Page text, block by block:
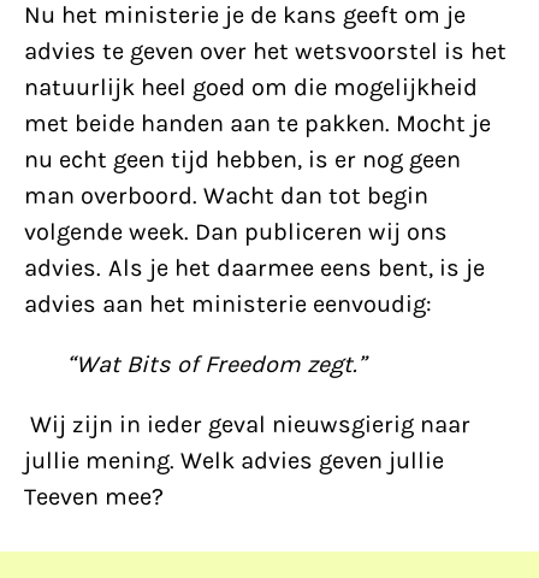
Nu het ministerie je de kans geeft om je
advies te geven over het wetsvoorstel is het
natuurlijk heel goed om die mogelijkheid
met beide handen aan te pakken. Mocht je
nu echt geen tijd hebben, is er nog geen
man overboord. Wacht dan tot begin
volgende week. Dan publiceren wij ons
advies. Als je het daarmee eens bent, is je
advies aan het ministerie eenvoudig:
“Wat Bits of Freedom zegt.”
Wij zijn in ieder geval nieuwsgierig naar
jullie mening. Welk advies geven jullie
Teeven mee?